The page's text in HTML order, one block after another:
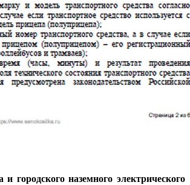
городского наземного электрического